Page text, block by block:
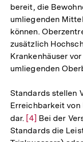
bereit, die
umliegenden
können.
zusätzlich
Krankenhäuser
umliegenden
Standards stellen
Erreichbarkeit von
dar. Zur
Auflösung
[4] Bei der
Standards die